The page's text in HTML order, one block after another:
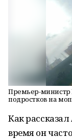
Премьер-министр
подростков на
Как
время он